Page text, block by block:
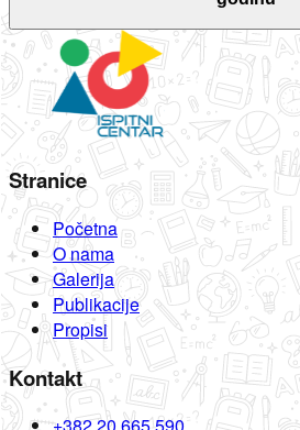
Stranice
Početna
O nama
Galerija
Publikacije
Propisi
Kontakt